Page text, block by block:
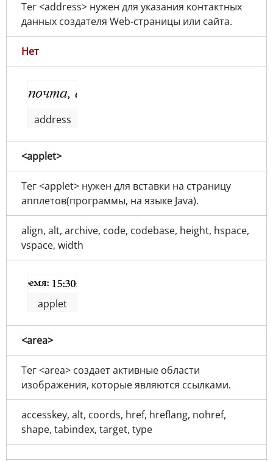
Тег <address> нужен для указания контактных
данных создателя Web-страницы или сайта.
Нет
address
<applet>
Тег <applet> нужен для вставки на страницу
апплетов(программы, на языке Java).
align, alt, archive, code, codebase, height, hspace,
vspace, width
applet
<area>
Тег <area> создает активные области
изображения, которые являются ссылками.
accesskey, alt, coords, href, hreflang, nohref,
shape, tabindex, target, type